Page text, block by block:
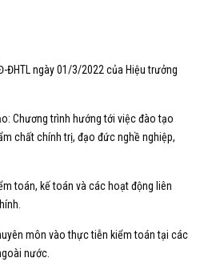
ĐHTL ngày 01/3/2022 của Hiệu trưởng
Chương trình hướng tới việc đào tạo
chất chính trị, đạo đức nghề nghiệp,
toán, kế toán và các hoạt động liên
môn vào thực tiễn kiểm toán tại các
nước.